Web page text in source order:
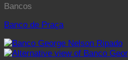
Bancos
Banco de Praça